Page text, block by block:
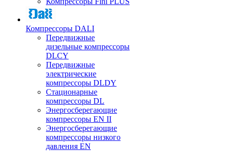
Компрессоры DALI
Передвижные
дизельные компрессоры
DLCY
Передвижные
электрические
компрессоры DLDY
Стационарные
компрессоры DL
Энергосберегающие
компрессоры EN II
Энергосберегающие
компрессоры низкого
давления EN